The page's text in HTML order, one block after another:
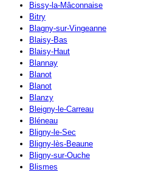
Bissy-la-Mâconnaise
Bitry
Blagny-sur-Vingeanne
Blaisy-Bas
Blaisy-Haut
Blannay
Blanot
Blanot
Blanzy
Bleigny-le-Carreau
Bléneau
Bligny-le-Sec
Bligny-lès-Beaune
Bligny-sur-Ouche
Blismes